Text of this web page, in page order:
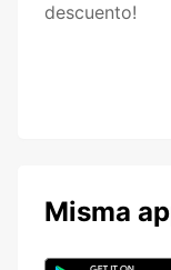
descuento!
Misma